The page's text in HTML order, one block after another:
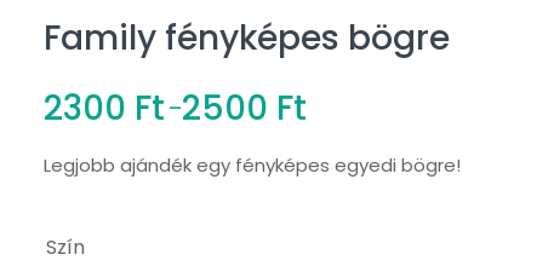
Family fényképes bögre
2300 Ft –2500 Ft
Legjobb ajándék egy fényképes egyedi bögre!
Szín